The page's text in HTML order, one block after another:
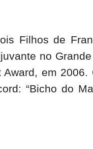
Filhos de
no
Award, em
“Bicho do